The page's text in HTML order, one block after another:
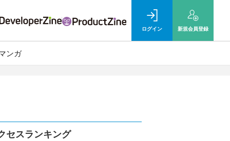
ログイン 新規会員登録
ンガ
セスランキング